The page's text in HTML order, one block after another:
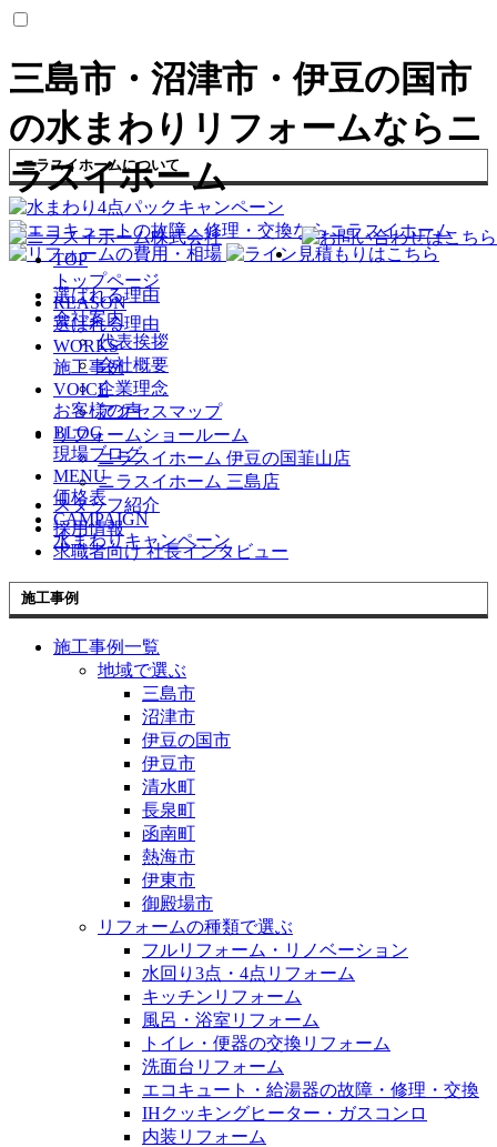
三島市・沼津市・伊豆の国市
の水まわりリフォームならニ
ラスイホーム
TOP
トップページ
REASON
選ばれる理由
WORKS
施工事例
VOICE
お客様の声
BLOG
現場ブログ
MENU
価格表
CAMPAIGN
水まわりキャンペーン
ニラスイホームについて
選ばれる理由
会社案内
代表挨拶
会社概要
企業理念
アクセスマップ
リフォームショールーム
ニラスイホーム 伊豆の国韮山店
ニラスイホーム 三島店
スタッフ紹介
採用情報
求職者向け 社長インタビュー
施工事例
施工事例一覧
地域で選ぶ
三島市
沼津市
伊豆の国市
伊豆市
清水町
長泉町
函南町
熱海市
伊東市
御殿場市
リフォームの種類で選ぶ
フルリフォーム・リノベーション
水回り3点・4点リフォーム
キッチンリフォーム
風呂・浴室リフォーム
トイレ・便器の交換リフォーム
洗面台リフォーム
エコキュート・給湯器の故障・修理・交換
IHクッキングヒーター・ガスコンロ
内装リフォーム